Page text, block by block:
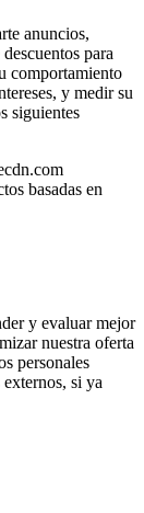
anuncios,
para
comportamiento
y medir su
siguientes
basadas en
y evaluar mejor
nuestra oferta
personales
si ya